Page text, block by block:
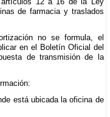
de farmacia y traslados
no se formula, el
en el Boletín Oficial del
de transmisión de la
está ubicada la oficina de